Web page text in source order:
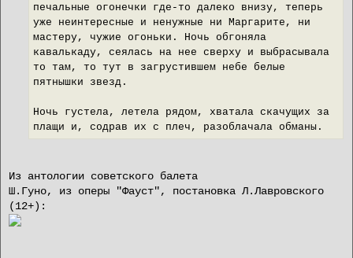
печальные огонечки где-то далеко внизу, теперь
уже неинтересные и ненужные ни Маргарите, ни
мастеру, чужие огоньки. Ночь обгоняла
кавалькаду, сеялась на нее сверху и выбрасывала
то там, то тут в загрустившем небе белые
пятнышки звезд.
Ночь густела, летела рядом, хватала скачущих за
плащи и, содрав их с плеч, разоблачала обманы.
Из антологии советского балета
Ш.Гуно, из оперы "Фауст", постановка Л.Лавровского
(12+):